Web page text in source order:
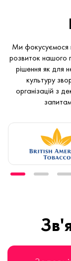
Ми фокусуємося
розвиток нашого
рішення як для
культуру
організацій з